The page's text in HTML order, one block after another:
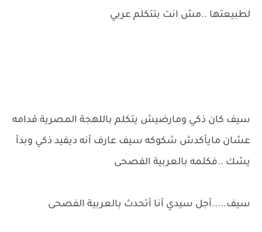
لطبيعتها ..مش انت بتتكلم عربي
سيف كان ذكي ومارضيش يتكلم باللهجة المصرية قدامه
عشان مايأكدش شكوكه سيف عارف أنه ديفيد ذكي وبدأ
يشك ..فكلمه بالعربية الفصحى
سيف.....أجل سيدي أنا أتحدث بالعربية الفصحى